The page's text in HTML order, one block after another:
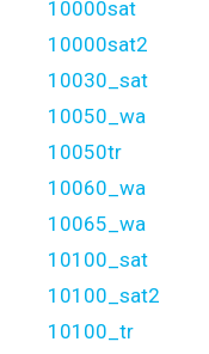
10000sat
10000sat2
10030_sat
10050_wa
10050tr
10060_wa
10065_wa
10100_sat
10100_sat2
10100_tr